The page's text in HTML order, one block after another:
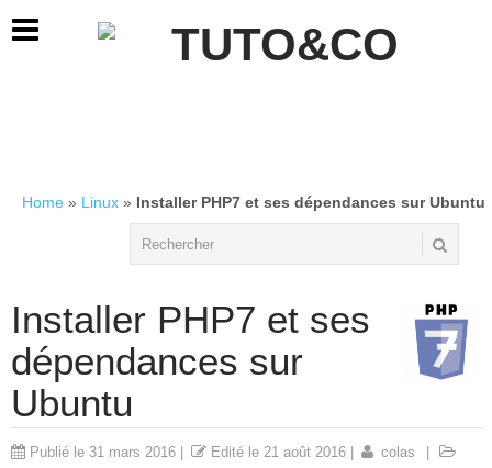
Home » Linux » Installer PHP7 et ses dépendances sur Ubuntu
Installer PHP7 et ses
dépendances sur
Ubuntu
Publié le 31 mars 2016 Edité le 21 août 2016 colas